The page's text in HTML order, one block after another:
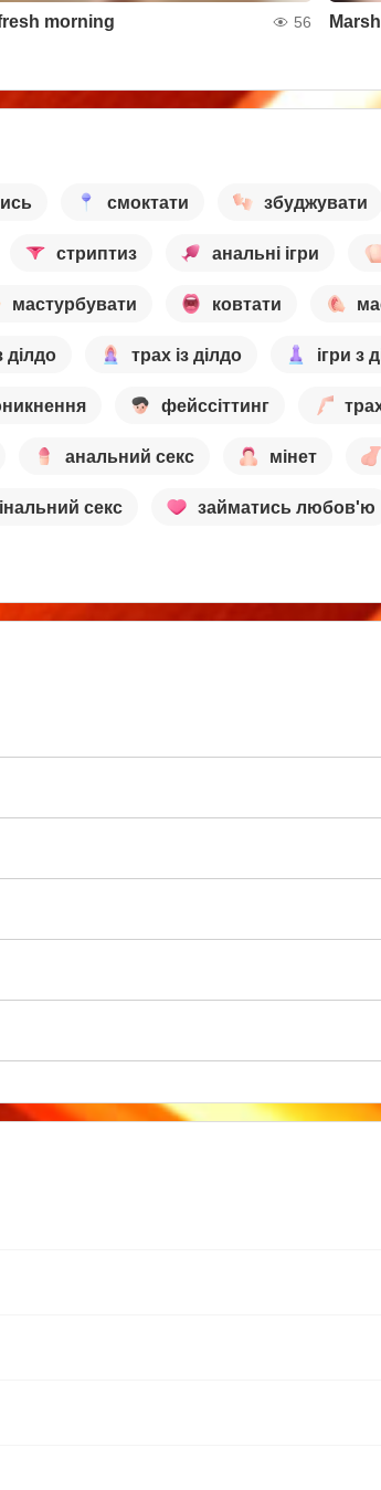
morning 56
смоктати збуджувати
стриптиз анальні ігри
мастурбувати ковтати
ділдо трах із ділдо ігри з
фейссіттинг
анальний секс мінет
секс займатись любов'ю